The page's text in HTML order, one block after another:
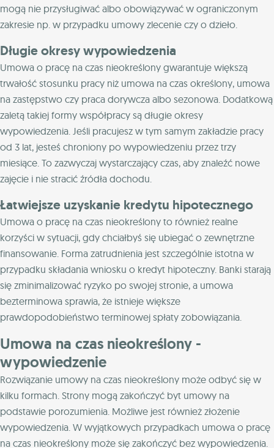
mogą nie przysługiwać albo obowiązywać w ograniczonym
zakresie np. w przypadku umowy zlecenie czy o dzieło.
Długie okresy wypowiedzenia
Umowa o pracę na czas nieokreślony gwarantuje większą
trwałość stosunku pracy niż umowa na czas określony, umowa
na zastępstwo czy praca dorywcza albo sezonowa. Dodatkową
zaletą takiej formy współpracy są długie okresy
wypowiedzenia. Jeśli pracujesz w tym samym zakładzie pracy
od 3 lat, jesteś chroniony po wypowiedzeniu przez trzy
miesiące. To zazwyczaj wystarczający czas, aby znaleźć nowe
zajęcie i nie stracić źródła dochodu.
Łatwiejsze uzyskanie kredytu hipotecznego
Umowa o pracę na czas nieokreślony to również realne
korzyści w sytuacji, gdy chciałbyś się ubiegać o zewnętrzne
finansowanie. Forma zatrudnienia jest szczególnie istotna w
przypadku składania wniosku o kredyt hipoteczny. Banki starają
się zminimalizować ryzyko po swojej stronie, a umowa
bezterminowa sprawia, że istnieje większe
prawdopodobieństwo terminowej spłaty zobowiązania.
Umowa na czas nieokreślony -
wypowiedzenie
Rozwiązanie umowy na czas nieokreślony może odbyć się w
kilku formach. Strony mogą zakończyć byt umowy na
podstawie porozumienia. Możliwe jest również złożenie
wypowiedzenia. W wyjątkowych przypadkach umowa o pracę
na czas nieokreślony może się zakończyć bez wypowiedzenia.